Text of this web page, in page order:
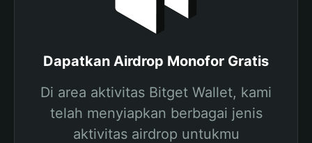
Dapatkan Airdrop Monofor Gratis
Di area aktivitas Bitget Wallet, kami
telah menyiapkan berbagai jenis
aktivitas airdrop untukmu